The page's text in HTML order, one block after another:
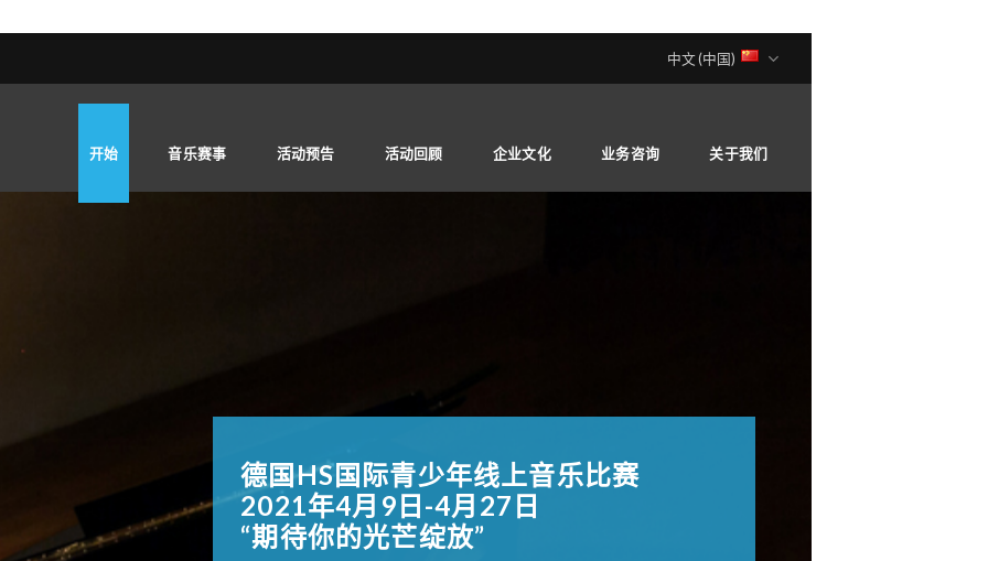
中文 (中国)
开始 音乐赛事 活动预告 活动回顾 企业文化 业务咨询 关于我们
德国HS国际青少年线上音乐比赛
2021年4月9日-4月27日
“期待你的光芒绽放”